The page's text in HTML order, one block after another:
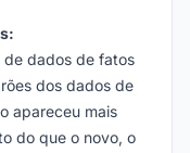
de dados de fatos
dos dados de
apareceu mais
do que o novo, o